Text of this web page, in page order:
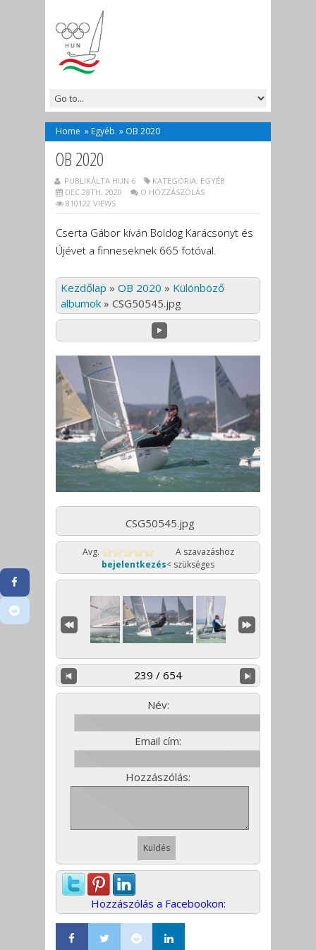
Home » Egyéb » OB 2020
OB 2020
PUBLIKÁLTA HUN 6 KATEGÓRIA: EGYÉB
DEC 28TH, 2020
O HOZZÁSZÓLÁS
810122 VIEWS
Cserta Gábor kíván Boldog Karácsonyt és
Újévet a finneseknek 665 fotóval.
Kezdőlap » OB 2020 » Különböző
albumok » CSG50545.jpg
CSG50545.jpg
Avg.
A szavazáshoz
bejelentkezés< szükséges
239 / 654
Név:
Email cím:
Hozzászólás:
Hozzászólás a Facebookon: